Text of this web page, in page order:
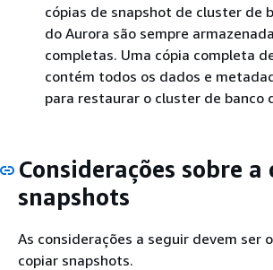
cópias de snapshot de cluster de
do Aurora são sempre
completas. Uma cópia completa
contém todos os dados e
para restaurar o cluster de banco
Considerações sobre a
snapshots
As considerações a seguir devem ser
copiar snapshots.